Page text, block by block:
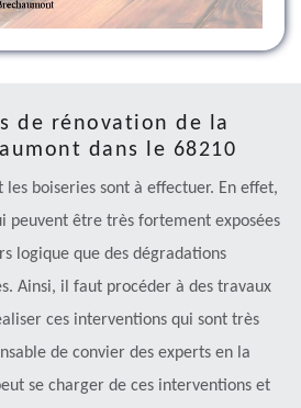
de rénovation de la
dans le 68210
les boiseries sont à effectuer. En effet,
peuvent être très fortement exposées
logique que des dégradations
Ainsi, il faut procéder à des travaux
ces interventions qui sont très
de convier des experts en la
se charger de ces interventions et